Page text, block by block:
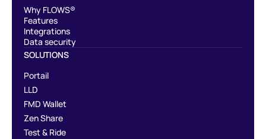
Why FLOWS®
Features
Integrations
Data security
SOLUTIONS
Portail
LLD
FMD Wallet
Zen Share
Test & Ride